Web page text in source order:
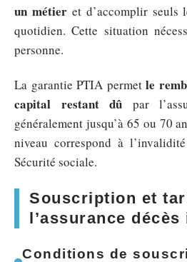
un métieret d’accomplir seuls
quotidien. Cette situation
personne.
La garantie PTIA permetle
capital restant dû par
généralement jusqu’à 65 ou 70
niveau correspond à
Sécurité sociale.
Souscription et
l’assurance
Conditions de